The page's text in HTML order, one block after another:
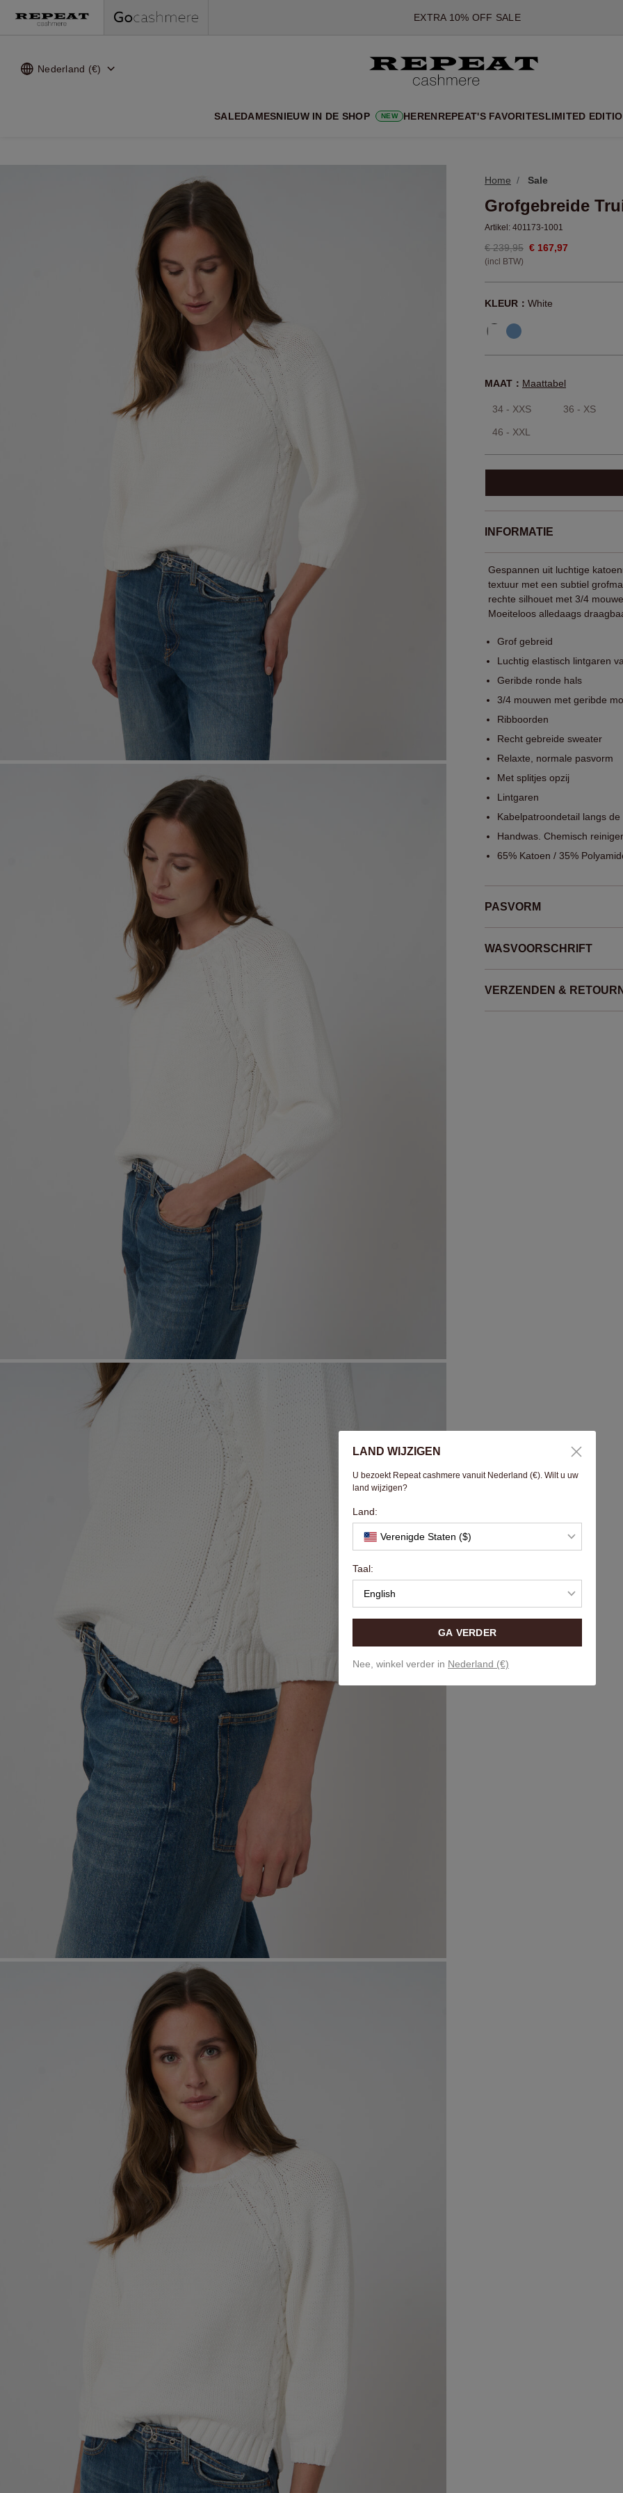
*AANBIEDING IS GELDIG T/M 12 AUGUSTUS 2026
*NIET GELDIG VOOR LIMITED EDITION
*UITZONDERINGEN KUNNEN VAN TOEPASSING ZIJN
NIEUWE CASHMERE COLLECTIE
EXTRA 10% OFF SALE
Nederland (€)
SALEDAMESNIEUW IN DE SHOP NEW HERENREPEAT'S FAVORITESLIMITED
Home Sale
Grofgebreide
Artikel: 401173-1001
€ 239,95 € 167,97
(incl BTW)
KLEUR： White
MAAT： Maattabel
34 - XXS 36 - XS
46 - XXL
INFORMATIE
Gespannen uit luchtige
textuur met een subtiel
rechte silhouet met 3/4
Moeiteloos alledaags
Grof gebreid
Luchtig elastisch lintgaren
Geribde ronde hals
3/4 mouwen met geribde
Ribboorden
Recht gebreide sweater
Relaxte, normale pasvorm
Met splitjes opzij
Lintgaren
Kabelpatroondetail langs
Handwas. Chemisch
65% Katoen / 35%
PASVORM
WASVOORSCHRIFT
VERZENDEN &
LAND WIJZIGEN
U bezoekt Repeat cashmere vanuit Nederland (€). Wilt u uw
land wijzigen?
Land:
Verenigde Staten ($)
Taal:
English
GA VERDER
Nee, winkel verder in Nederland (€)